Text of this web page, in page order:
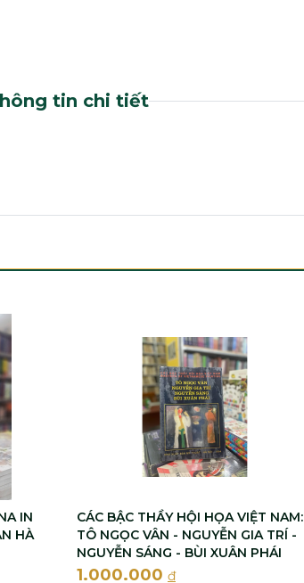
tin chi tiết
IN
HÀ
CÁC BẬC THẦY HỘI HỌA VIỆT NAM:
TÔ NGỌC VÂN - NGUYỄN GIA TRÍ -
NGUYỄN SÁNG - BÙI XUÂN PHÁI
1.000.000 đ